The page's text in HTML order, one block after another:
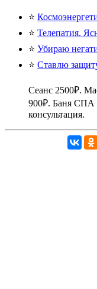
⭐
⭐ Телепатия.
⭐ Убираю
⭐ Ставлю
Сеанс 2500₽.
900₽. Баня СПА
консультация.